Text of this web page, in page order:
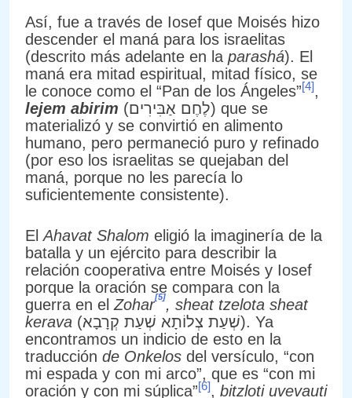
Así, fue a través de Iosef que Moisés hizo
descender el maná para los israelitas
(descrito más adelante en la parashá). El
maná era mitad espiritual, mitad físico, se
le conoce como el “Pan de los Ángeles”[4],
lejem abirim (לֶחֶם אַבִּירִים) que se
materializó y se convirtió en alimento
humano, pero permaneció puro y refinado
(por eso los israelitas se quejaban del
maná, porque no les parecía lo
suficientemente consistente).
ElAhavat Shalom eligió la imaginería de la
batalla y un ejército para describir la
relación cooperativa entre Moisés y Iosef
porque la oración se compara con la
guerra en el Zohar[5], sheat tzelota sheat
kerava (שְׁעַת צְלוֹתָא שְׁעַת קְרָבָא). Ya
encontramos un indicio de esto en la
traducción de Onkelos del versículo, “con
mi espada y con mi arco”, que es “con mi
oración y con mi súplica”[6], bitzloti uvevauti